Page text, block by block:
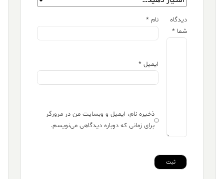
دیدگاه
شما *
نام *
ایمیل *
ذخیره نام، ایمیل و وبسایت من در مرورگر
برای زمانی که دوباره دیدگاهی می‌نویسم.